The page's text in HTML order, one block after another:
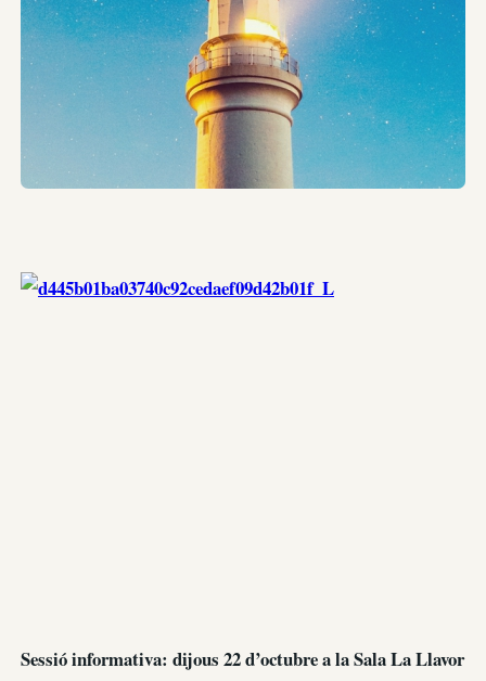
Sessió informativa: dijous 22 d’octubre a la Sala La Llavor